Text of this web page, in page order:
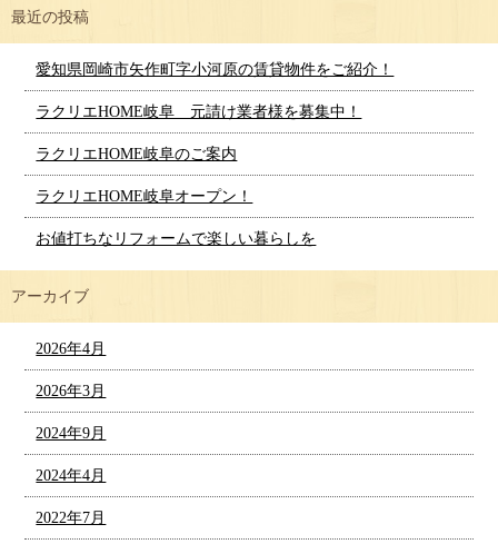
最近の投稿
愛知県岡崎市矢作町字小河原の賃貸物件をご紹介！
ラクリエHOME岐阜 元請け業者様を募集中！
ラクリエHOME岐阜のご案内
ラクリエHOME岐阜オープン！
お値打ちなリフォームで楽しい暮らしを
アーカイブ
2026年4月
2026年3月
2024年9月
2024年4月
2022年7月